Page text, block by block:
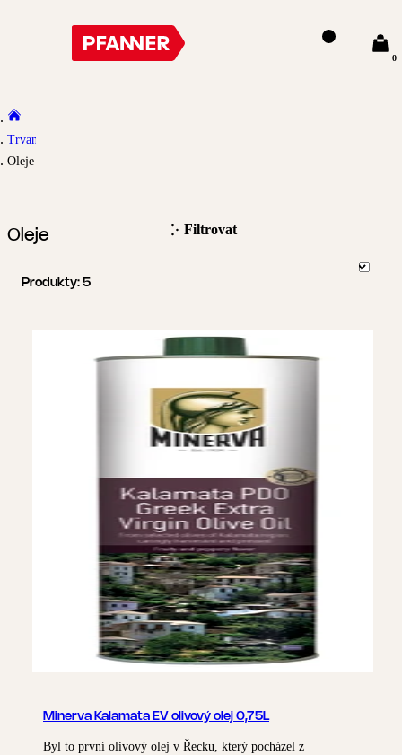
0
Trvanlivé
Oleje
Oleje Filtrovat
Produkty: 5
Minerva Kalamata EV olivový olej 0,75L
Byl to první olivový olej v Řecku, který pocházel z